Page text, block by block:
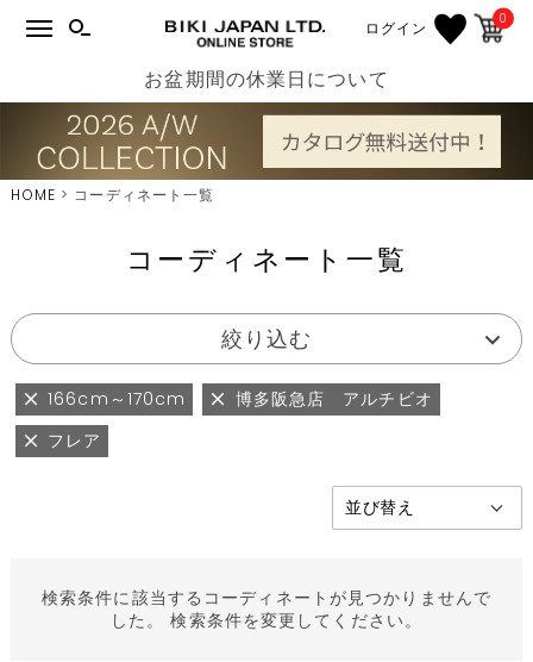
ログイン 0
お盆期間の休業日について
HOME コーディネート一覧
コーディネート一覧
絞り込む
166cm～170cm
博多阪急店 アルチビオ
フレア
検索条件に該当するコーディネートが見つかりませんで
した。 検索条件を変更してください。